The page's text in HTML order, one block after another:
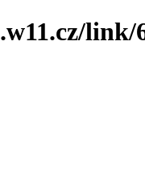
link/